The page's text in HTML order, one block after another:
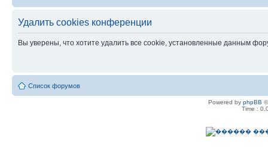
Удалить cookies конференции
Вы уверены, что хотите удалить все cookie, установленные данным
Список форумов
Powered by phpBB
Time :